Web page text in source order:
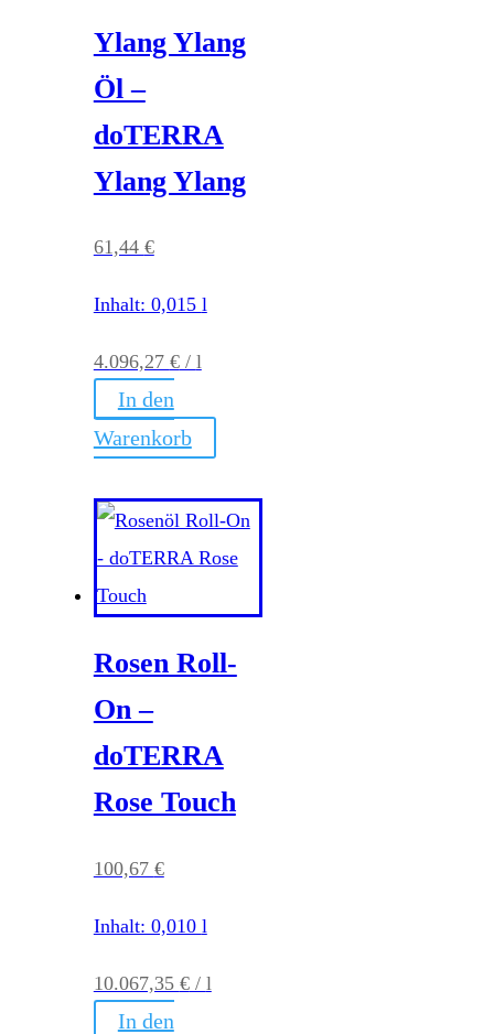
Ylang Ylang
Öl –
doTERRA
Ylang Ylang
61,44 €
Inhalt: 0,015 l
4.096,27 €/ l
In den
Warenkorb
Rosen Roll-
On –
doTERRA
Rose Touch
100,67 €
Inhalt: 0,010 l
10.067,35 €/ l
In den